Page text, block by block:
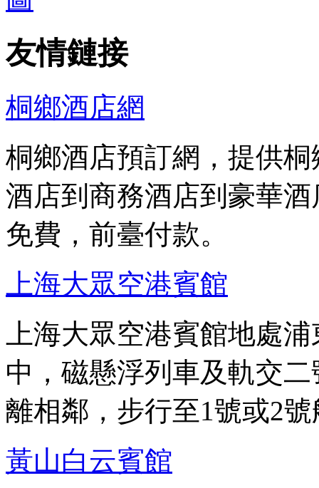
友情鏈接
桐鄉酒店網
桐鄉酒店預訂網，提供
酒店到商務酒店到豪華
免費，前臺付款。
上海大眾空港賓館
上海大眾空港賓館地處
中，磁懸浮列車及軌交
離相鄰，步行至1號或2
黃山白云賓館